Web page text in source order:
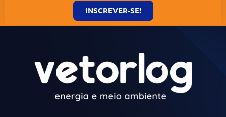
INSCREVER-SE!